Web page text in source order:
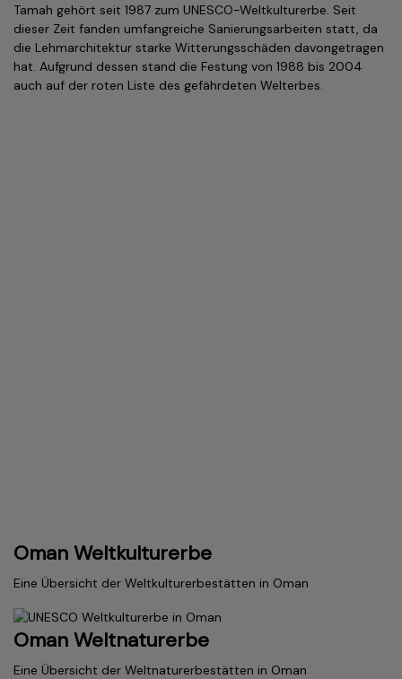
Tamah gehört seit 1987 zum UNESCO-Weltkulturerbe. Seit
dieser Zeit fanden umfangreiche Sanierungsarbeiten statt, da
die Lehmarchitektur starke Witterungsschäden davongetragen
hat. Aufgrund dessen stand die Festung von 1988 bis 2004
auch auf der roten Liste des gefährdeten Welterbes.
Oman Weltkulturerbe
Eine Übersicht der Weltkulturerbestätten in Oman
Oman Weltnaturerbe
Eine Übersicht der Weltnaturerbestätten in Oman